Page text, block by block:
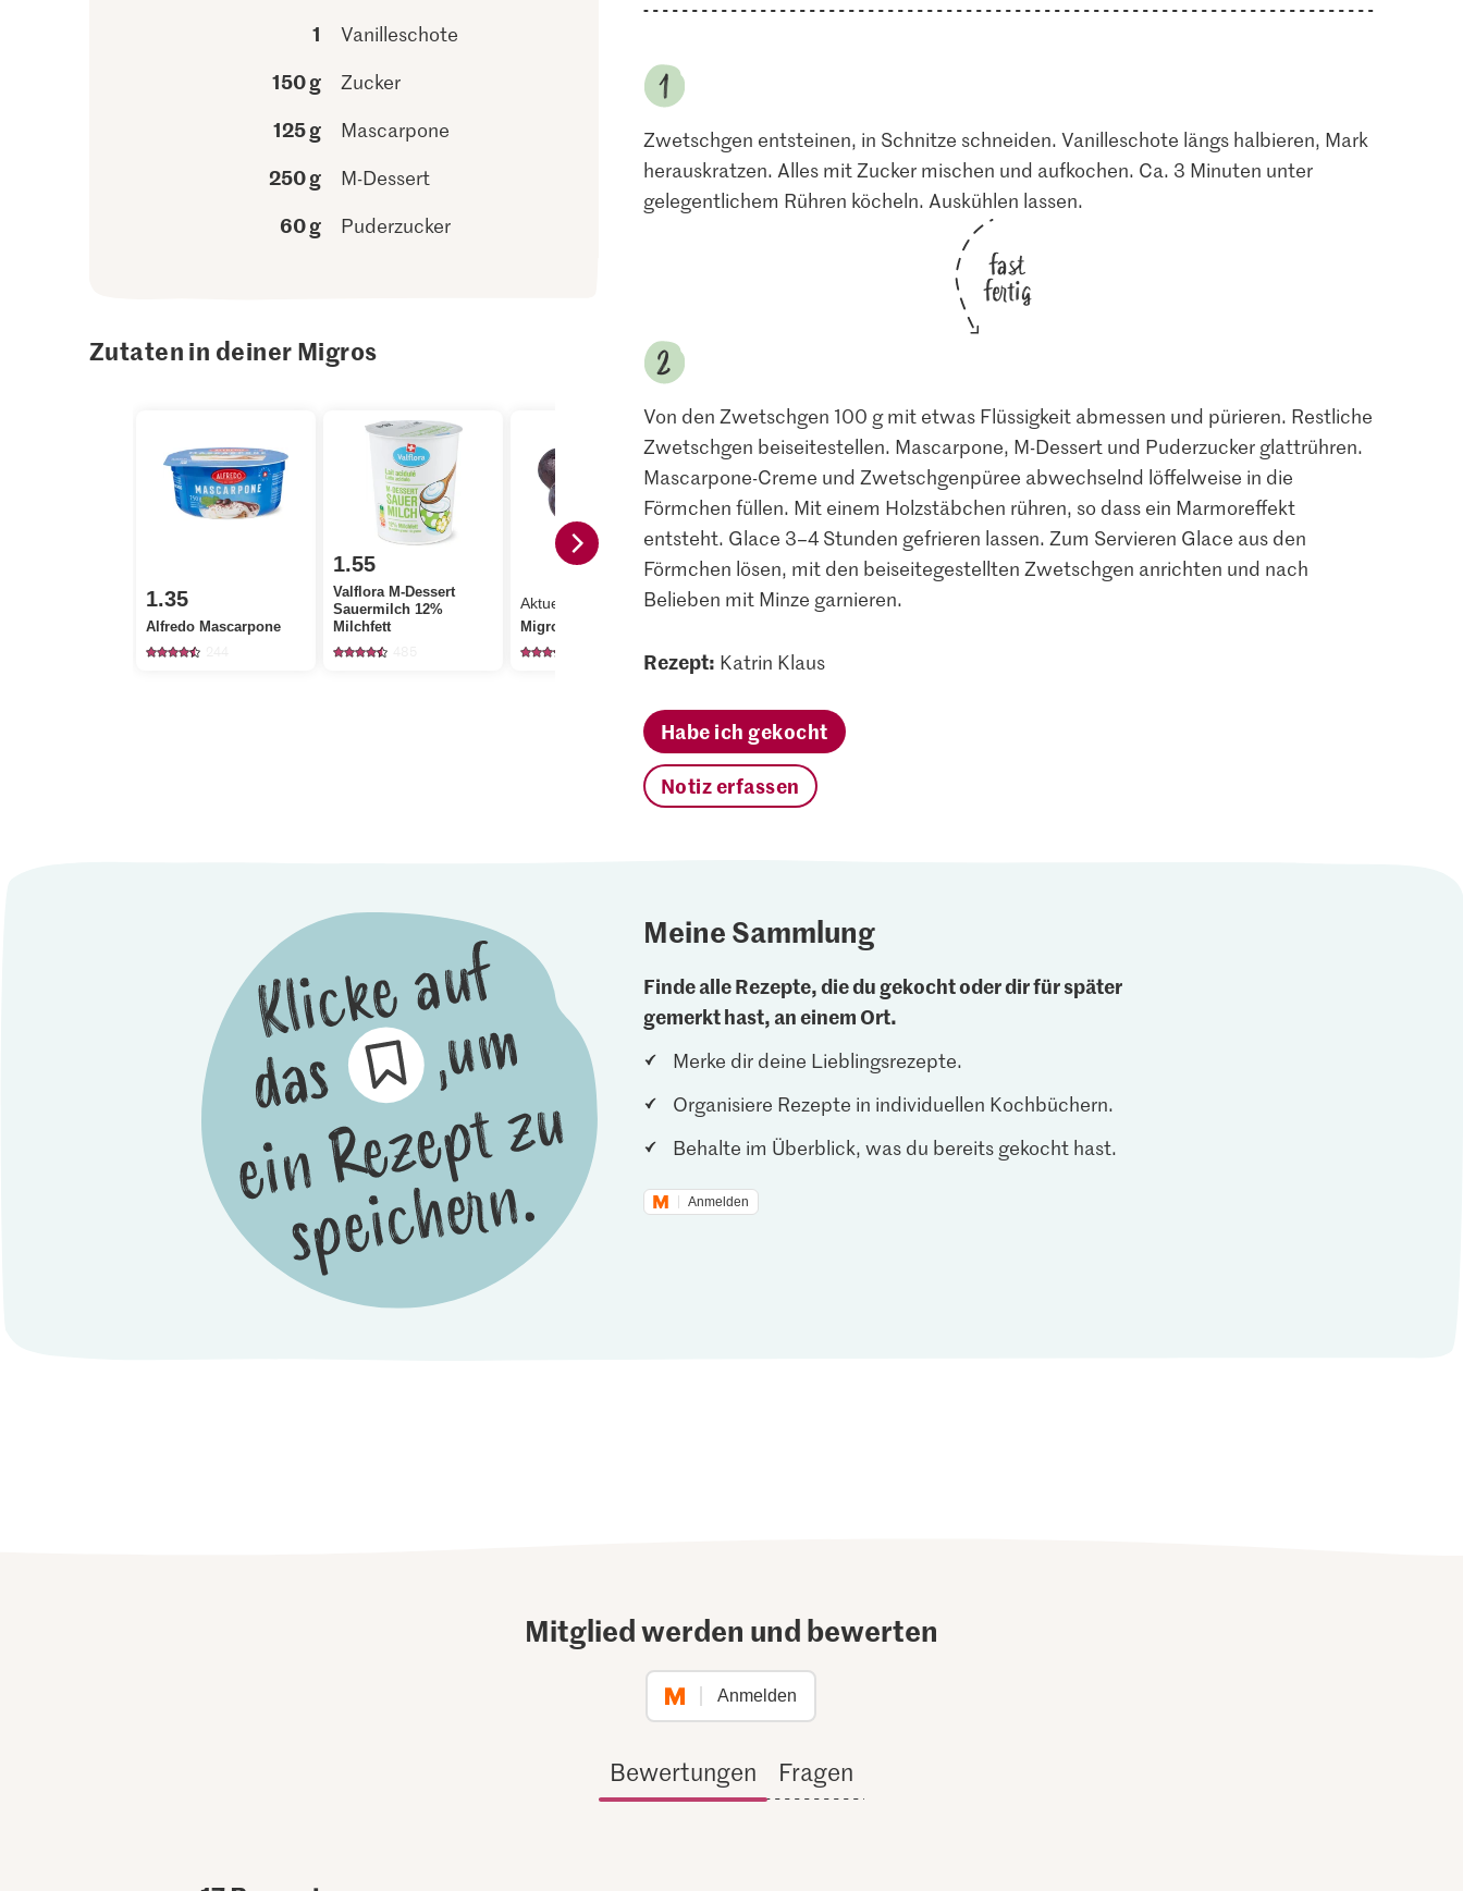
1 Vanilleschote
150 g Zucker
125 g Mascarpone
250 g M-Dessert
60 g Puderzucker
Zutaten in deiner Migros
1.35
Alfredo Mascarpone
1.55
Valflora M-Dessert
Sauermilch 12%
Milchfett
Aktueller Tagespreis
Migros Zwetschgen
1.80
M-Classic IP-SUISSE
Cristal Feinkristall-
1137
1.50
Zwetschgen entsteinen, in Schnitze schneiden. Vanilleschote längs halbieren, Mark
herauskratzen. Alles mit Zucker mischen und aufkochen. Ca. 3 Minuten unter
gelegentlichem Rühren köcheln. Auskühlen lassen.
fast
fertig
Von den Zwetschgen 100 g mit etwas Flüssigkeit abmessen und pürieren. Restliche
Zwetschgen beiseitestellen. Mascarpone, M-Dessert und Puderzucker glattrühren.
Mascarpone-Creme und Zwetschgenpüree abwechselnd löffelweise in die
Förmchen füllen. Mit einem Holzstäbchen rühren, so dass ein Marmoreffekt
entsteht. Glace 3–4 Stunden gefrieren lassen. Zum Servieren Glace aus den
Förmchen lösen, mit den beiseitegestellten Zwetschgen anrichten und nach
Belieben mit Minze garnieren.
Rezept: Katrin Klaus
Habe ich gekocht
Notiz erfassen
Meine Sammlung
Finde alle Rezepte, die du gekocht oder dir für später
gemerkt hast, an einem Ort.
Merke dir deine Lieblingsrezepte.
Organisiere Rezepte in individuellen Kochbüchern.
Behalte im Überblick, was du bereits gekocht hast.
Anmelden
Mitglied werden und bewerten
Anmelden
Bewertungen Fragen